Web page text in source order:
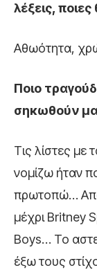
λέξεις,
Αθωότητα,
Ποιο
σηκωθούν
Τις λίστες με
νομίζω ήταν
πρωτοπώ… Από
μέχρι Britney
Boys… To
έξω τους